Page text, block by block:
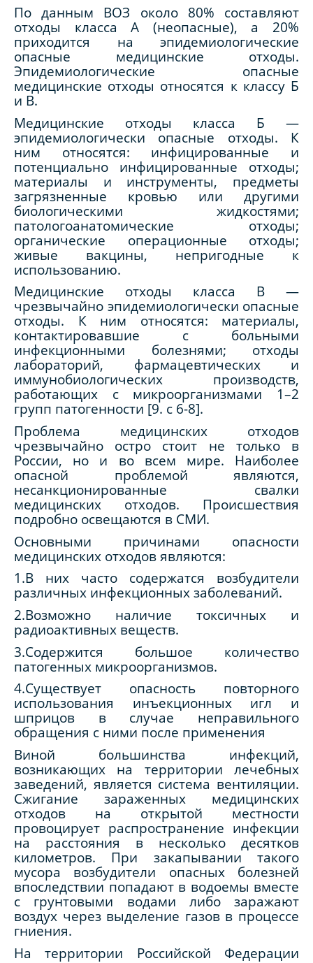
По данным ВОЗ около 80% составляют
отходы класса А (неопасные), а 20%
приходится на эпидемиологические
опасные медицинские отходы.
Эпидемиологические опасные
медицинские отходы относятся к классу Б
и В.
Медицинские отходы класса Б —
эпидемиологически опасные отходы. К
ним относятся: инфицированные и
потенциально инфицированные отходы;
материалы и инструменты, предметы
загрязненные кровью или другими
биологическими жидкостями;
патологоанатомические отходы;
органические операционные отходы;
живые вакцины, непригодные к
использованию.
Медицинские отходы класса В —
чрезвычайно эпидемиологически опасные
отходы. К ним относятся: материалы,
контактировавшие с больными
инфекционными болезнями; отходы
лабораторий, фармацевтических и
иммунобиологических производств,
работающих с микроорганизмами 1–2
групп патогенности [9. c 6-8].
Проблема медицинских отходов
чрезвычайно остро стоит не только в
России, но и во всем мире. Наиболее
опасной проблемой являются,
несанкционированные свалки
медицинских отходов. Происшествия
подробно освещаются в СМИ.
Основными причинами опасности
медицинских отходов являются:
1.В них часто содержатся возбудители
различных инфекционных заболеваний.
2.Возможно наличие токсичных и
радиоактивных веществ.
3.Содержится большое количество
патогенных микроорганизмов.
4.Существует опасность повторного
использования инъекционных игл и
шприцов в случае неправильного
обращения с ними после применения
Виной большинства инфекций,
возникающих на территории лечебных
заведений, является система вентиляции.
Сжигание зараженных медицинских
отходов на открытой местности
провоцирует распространение инфекции
на расстояния в несколько десятков
километров. При закапывании такого
мусора возбудители опасных болезней
впоследствии попадают в водоемы вместе
с грунтовыми водами либо заражают
воздух через выделение газов в процессе
гниения.
На территории Российской Федерации